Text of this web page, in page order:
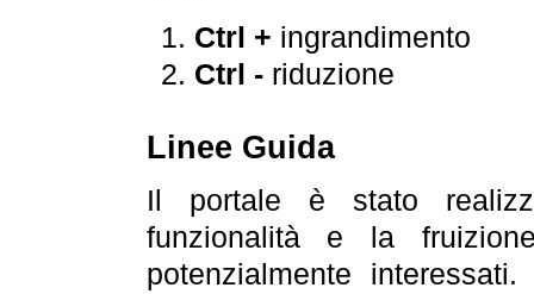
Ctrl + ingrandimento
Ctrl -riduzione
Linee Guida
Il portale è stato
funzionalità e la
potenzialmente